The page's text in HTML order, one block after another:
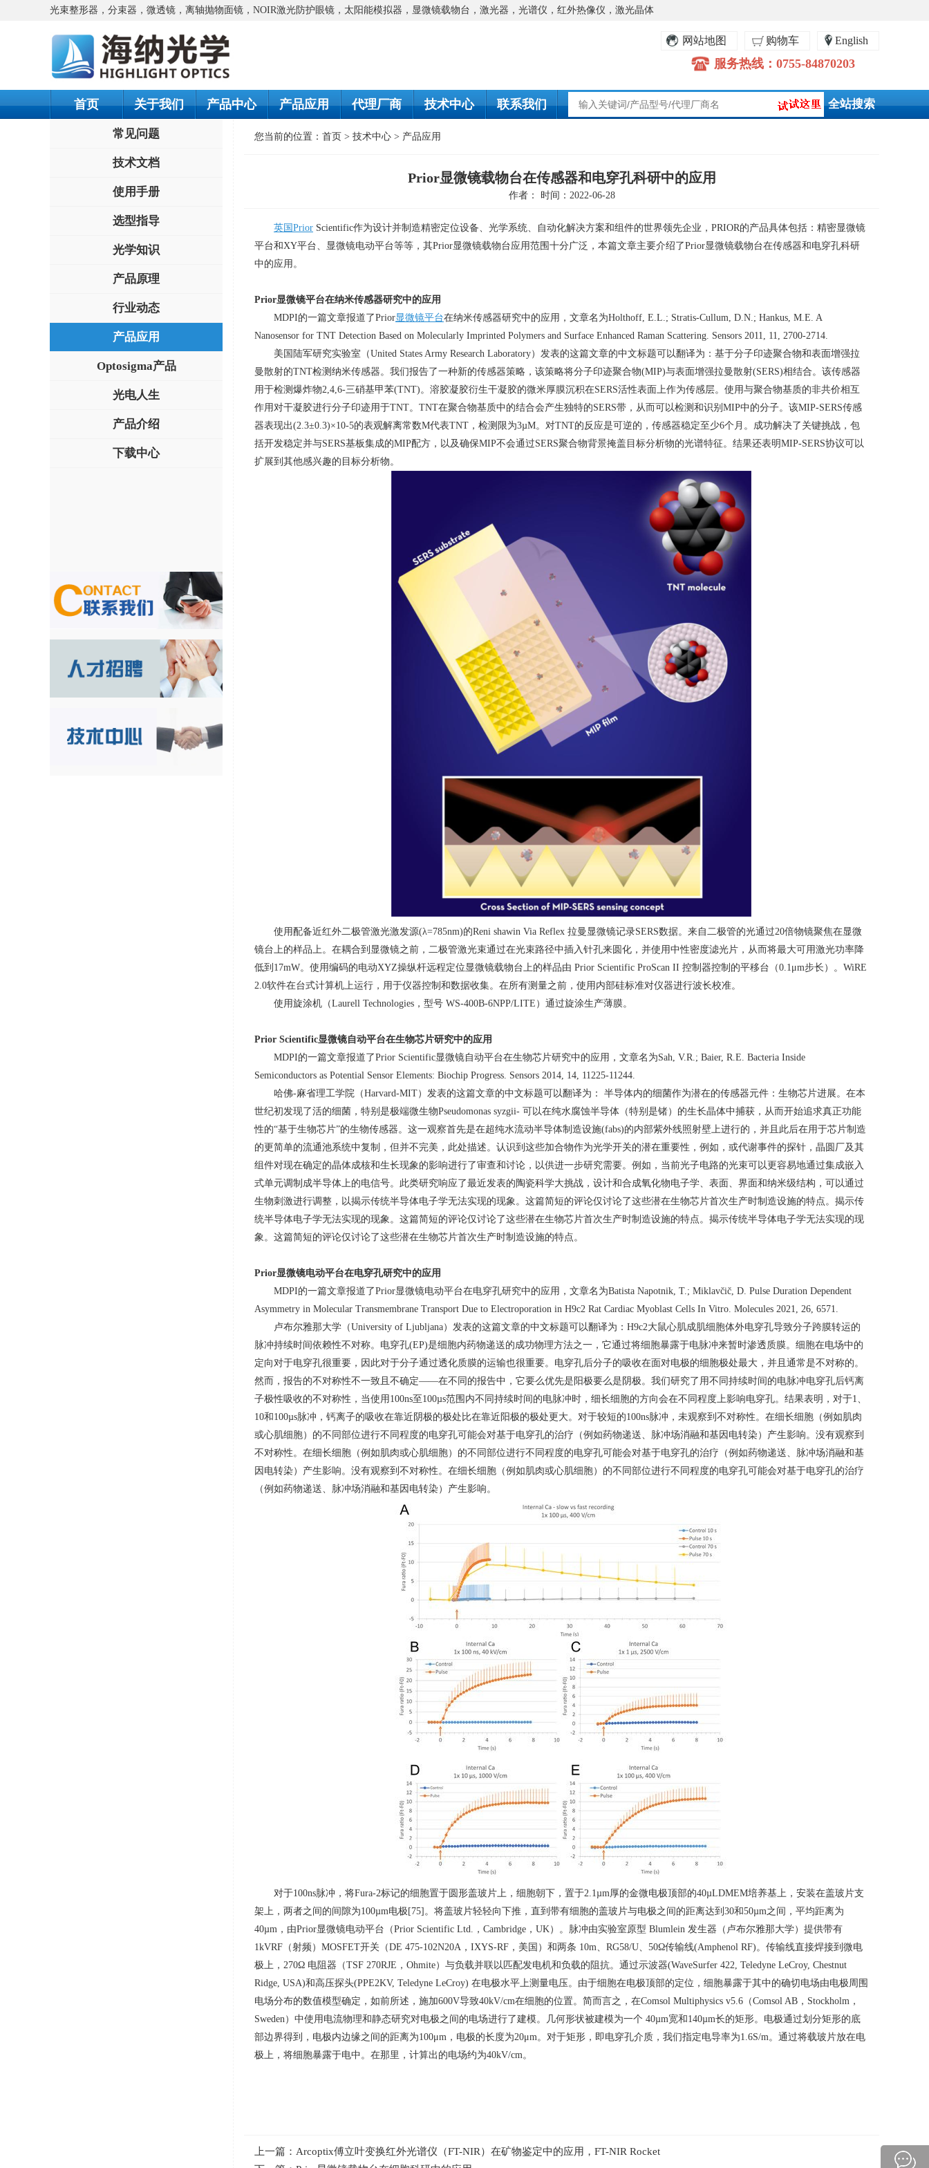
光束整形器，分束器，微透镜，离轴抛物面镜，NOIR激光防护眼镜，太阳能模拟器，显微镜载物台，激光器，光谱仪，红外热像仪，激光晶体
English
购物车
网站地图
服务热线：0755-84870203
首页 关于我们 产品中心 产品应用 代理厂商 技术中心 联系我们
常见问题
技术文档
使用手册
选型指导
光学知识
产品原理
行业动态
产品应用
Optosigma产品
光电人生
产品介绍
下载中心
您当前的位置： 首页 > 技术中心 > 产品应用
Prior显微镜载物台在传感器和电穿孔科研中的应用
作者： 时间：2022-06-28
英国Prior Scientific作为设计并制造精密定位设备、光学系统、自动化解决方案和组件的世界领先企业， PRIOR的产品具体包括：精密显微镜
平台和XY平台、显微镜电动平台等等，其Prior显微镜载物台应用范围十分广泛，本篇文章主要介绍了Prior显微镜载物台在传感器和电穿孔科研
中的应用。
Prior显微镜平台在纳米传感器研究中的应用
MDPI的一篇文章报道了Prior显微镜平台在纳米传感器研究中的应用，文章名为Holthoff, E.L.; Stratis-Cullum, D.N.; Hankus, M.E. A
Nanosensor for TNT Detection Based on Molecularly Imprinted Polymers and Surface Enhanced Raman Scattering. Sensors 2011, 11, 2700-2714.
美国陆军研究实验室（United States Army Research Laboratory）发表的这篇文章的中文标题可以翻译为：基于分子印迹聚合物和表面增强拉
曼散射的TNT检测纳米传感器。我们报告了一种新的传感器策略，该策略将分子印迹聚合物(MIP)与表面增强拉曼散射(SERS)相结合。该传感器
用于检测爆炸物2,4,6-三硝基甲苯(TNT)。溶胶凝胶衍生干凝胶的微米厚膜沉积在SERS活性表面上作为传感层。使用与聚合物基质的非共价相互
作用对干凝胶进行分子印迹用于TNT。 TNT在聚合物基质中的结合会产生独特的SERS带，从而可以检测和识别 MIP中的分子。该MIP-SERS传感
器表现出(2.3±0.3)×10-5的表观解离常数M代表TNT ，检测限为3µM。对TNT的反应是可逆的，传感器稳定至少6个月。成功解决了关键挑战，包
括开发稳定并与SERS基板集成的MIP配方，以及确保MIP不会通过SERS聚合物背景掩盖目标分析物的光谱特征。结果还表明MIP-SERS协议可以
扩展到其他感兴趣的目标分析物。
使用配备近红外二极管激光激发源(λ=785nm)的Reni shawin Via Reflex 拉曼显微镜记录SERS数据。来自二极管的光通过20倍物镜聚焦在显微
镜台上的样品上。在耦合到显微镜之前，二极管激光束通过在光束路径中插入针孔来圆化，并使用中性密度滤光片，从而将最大可用激光功率降
低到 17mW。使用编码的电动XYZ操纵杆远程定位显微镜载物台上的样品由 Prior Scientific ProScan II 控制器控制的平移台（0.1μm步长）。 WiRE
2.0软件在台式计算机上运行，用于仪器控制和数据收集。在所有测量之前，使用内部硅标准对仪器进行波长校准。
使用旋涂机（Laurell Technologies ，型号 WS-400B-6NPP/LITE ）通过旋涂生产薄膜。
Prior Scientific显微镜自动平台在生物芯片研究中的应用
MDPI的一篇文章报道了Prior Scientific显微镜自动平台在生物芯片研究中的应用，文章名为Sah, V.R.; Baier, R.E. Bacteria Inside
Semiconductors as Potential Sensor Elements: Biochip Progress. Sensors 2014, 14, 11225-11244.
哈佛-麻省理工学院（Harvard-MIT）发表的这篇文章的中文标题可以翻译为： 半导体内的细菌作为潜在的传感器元件：生物芯片进展。在本
世纪初发现了活的细菌，特别是极端微生物Pseudomonas syzgii- 可以在纯水腐蚀半导体（特别是锗）的生长晶体中捕获，从而开始追求真正功能
性的“基于生物芯片”的生物传感器。这一观察首先是在超纯水流动半导体制造设施(fabs)的内部紫外线照射壁上进行的，并且此后在用于芯片制造
的更简单的流通池系统中复制，但并不完美，此处描述。认识到这些加合物作为光学开关的潜在重要性，例如，或代谢事件的探针，晶圆厂及其
组件对现在确定的晶体成核和生长现象的影响进行了审查和讨论，以供进一步研究需要。例如，当前光子电路的光束可以更容易地通过集成嵌入
式单元调制成半导体上的电信号。此类研究响应了最近发表的陶瓷科学大挑战，设计和合成氧化物电子学、表面、界面和纳米级结构，可以通过
生物刺激进行调整，以揭示传统半导体电子学无法实现的现象。这篇简短的评论仅讨论了这些潜在生物芯片首次生产时制造设施的特点。揭示传
统半导体电子学无法实现的现象。这篇简短的评论仅讨论了这些潜在生物芯片首次生产时制造设施的特点。揭示传统半导体电子学无法实现的现
象。这篇简短的评论仅讨论了这些潜在生物芯片首次生产时制造设施的特点。
Prior显微镜电动平台在电穿孔研究中的应用
MDPI的一篇文章报道了Prior显微镜电动平台在电穿孔研究中的应用，文章名为Batista Napotnik, T.; Miklavčič, D. Pulse Duration Dependent
Asymmetry in Molecular Transmembrane Transport Due to Electroporation in H9c2 Rat Cardiac Myoblast Cells In Vitro. Molecules 2021, 26, 6571.
卢布尔雅那大学（University of Ljubljana）发表的这篇文章的中文标题可以翻译为： H9c2大鼠心肌成肌细胞体外电穿孔导致分子跨膜转运的
脉冲持续时间依赖性不对称。电穿孔(EP)是细胞内药物递送的成功物理方法之一，它通过将细胞暴露于电脉冲来暂时渗透质膜。细胞在电场中的
定向对于电穿孔很重要，因此对于分子通过透化质膜的运输也很重要。电穿孔后分子的吸收在面对电极的细胞极处最大，并且通常是不对称的。
然而，报告的不对称性不一致且不确定——在不同的报告中，它要么优先是阳极要么是阴极。我们研究了用不同持续时间的电脉冲电穿孔后钙离
子极性吸收的不对称性，当使用 100ns至 100µs范围内不同持续时间的电脉冲时，细长细胞的方向会在不同程度上影响电穿孔。结果表明，对于1、
10和 100µs脉冲，钙离子的吸收在靠近阴极的极处比在靠近阳极的极处更大。对于较短的100ns脉冲，未观察到不对称性。在细长细胞（例如肌肉
或心肌细胞）的不同部位进行不同程度的电穿孔可能会对基于电穿孔的治疗（例如药物递送、脉冲场消融和基因电转染）产生影响。没有观察到
不对称性。在细长细胞（例如肌肉或心肌细胞）的不同部位进行不同程度的电穿孔可能会对基于电穿孔的治疗（例如药物递送、脉冲场消融和基
因电转染）产生影响。没有观察到不对称性。在细长细胞（例如肌肉或心肌细胞）的不同部位进行不同程度的电穿孔可能会对基于电穿孔的治疗
（例如药物递送、脉冲场消融和基因电转染）产生影响。
对于100ns脉冲，将Fura-2标记的细胞置于圆形盖玻片上，细胞朝下，置于2.1µm厚的金微电极顶部的40µLDMEM培养基上，安装在盖玻片支
架上，两者之间的间隙为100µm电极 [75] 。将盖玻片轻轻向下推，直到带有细胞的盖玻片与电极之间的距离达到 30和50µm之间，平均距离为
40µm ，由Prior显微镜电动平台（Prior Scientific Ltd. ， Cambridge ， UK）。脉冲由实验室原型 Blumlein 发生器（卢布尔雅那大学）提供带有
1kVRF （射频） MOSFET开关（DE 475-102N20A ， IXYS-RF ，美国）和两条 10m、 RG58/U、 50Ω传输线(Amphenol RF)。传输线直接焊接到微电
极上， 270Ω 电阻器（TSF 270RJE ， Ohmite）与负载并联以匹配发电机和负载的阻抗。通过示波器(WaveSurfer 422, Teledyne LeCroy, Chestnut
Ridge, USA)和高压探头(PPE2KV, Teledyne LeCroy) 在电极水平上测量电压。由于细胞在电极顶部的定位，细胞暴露于其中的确切电场由电极周围
电场分布的数值模型确定，如前所述，施加600V导致40kV/cm在细胞的位置。简而言之，在Comsol Multiphysics v5.6 （Comsol AB ， Stockholm ，
Sweden）中使用电流物理和静态研究对电极之间的电场进行了建模。几何形状被建模为一个 40µm宽和 140µm长的矩形。电极通过划分矩形的底
部边界得到，电极内边缘之间的距离为100μm ，电极的长度为20μm。对于矩形，即电穿孔介质，我们指定电导率为1.6S/m。通过将载玻片放在电
极上，将细胞暴露于电中。在那里，计算出的电场约为40kV/cm。
上一篇： Arcoptix傅立叶变换红外光谱仪（FT-NIR）在矿物鉴定中的应用，FT-NIR Rocket